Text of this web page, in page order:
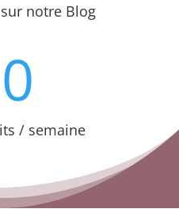
notre Blog
/ semaine